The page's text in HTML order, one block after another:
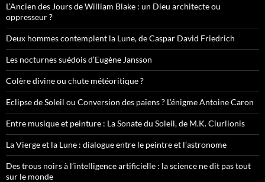
L’Ancien des Jours de William Blake : un Dieu architecte ou
oppresseur ?
Deux hommes contemplent la Lune, de Caspar David Friedrich
Les nocturnes suédois d’Eugène Jansson
Colère divine ou chute météoritique ?
Eclipse de Soleil ou Conversion des païens ? L’énigme Antoine Caron
Entre musique et peinture : La Sonate du Soleil, de M.K. Ciurlionis
La Vierge et la Lune : dialogue entre le peintre et l’astronome
Des trous noirs à l’intelligence artificielle : la science ne dit pas tout
sur le monde